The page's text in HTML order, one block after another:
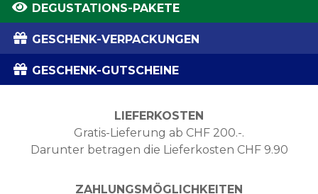
DEGUSTATIONS-PAKETE
GESCHENK-VERPACKUNGEN
GESCHENK-GUTSCHEINE
LIEFERKOSTEN
Gratis-Lieferung ab CHF 200.-.
Darunter betragen die Lieferkosten CHF 9.90
ZAHLUNGSMÖGLICHKEITEN